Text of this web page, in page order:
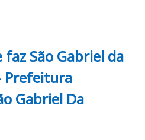
faz São Gabriel da
Prefeitura
Gabriel Da